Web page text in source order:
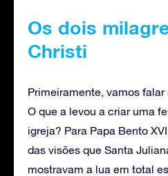
Os dois
Christi
Primeiramente, vamos
O que a levou a criar uma
igreja? Para Papa Bento
das visões que Santa
mostravam a lua em total